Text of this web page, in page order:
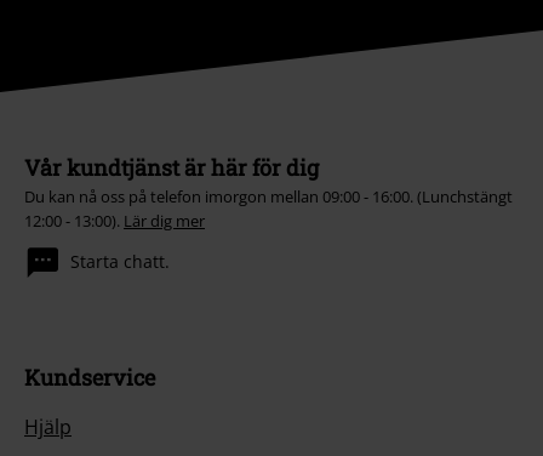
Vår kundtjänst är här för dig
Du kan nå oss på telefon imorgon mellan 09:00 - 16:00. (Lunchstängt
12:00 - 13:00). Lär dig mer
Starta chatt.
Kundservice
Hjälp